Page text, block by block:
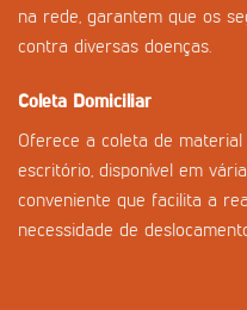
na rede, garantem que os
contra diversas doenças.
Coleta Domiciliar
Oferece a coleta de
escritório, disponível em
conveniente que facilita a
necessidade de